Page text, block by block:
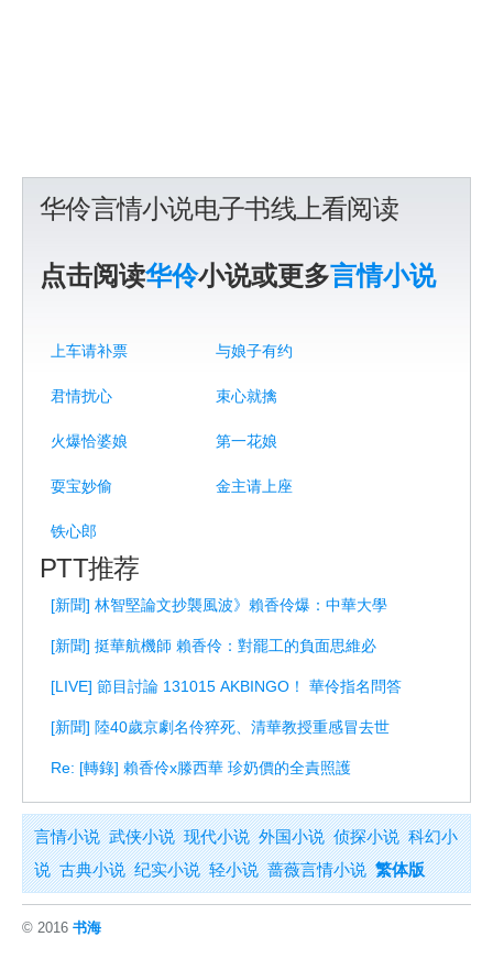
华伶言情小说电子书线上看阅读
点击阅读华伶小说或更多言情小说
上车请补票 与娘子有约
君情扰心 束心就擒
火爆恰婆娘 第一花娘
耍宝妙偷 金主请上座
铁心郎
PTT推荐
[新聞] 林智堅論文抄襲風波》賴香伶爆：中華大學
[新聞] 挺華航機師 賴香伶：對罷工的負面思維必
[LIVE] 節目討論 131015 AKBINGO！ 華伶指名問答
[新聞] 陸40歲京劇名伶猝死、清華教授重感冒去世
Re: [轉錄] 賴香伶x滕西華 珍奶價的全責照護
言情小说 武侠小说 现代小说 外国小说 侦探小说 科幻小
说 古典小说 纪实小说 轻小说 蔷薇言情小说 繁体版
© 2016 书海